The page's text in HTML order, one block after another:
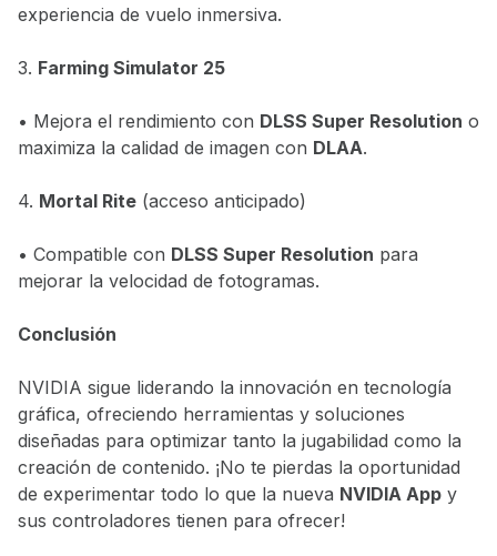
experiencia de vuelo inmersiva.
3. Farming Simulator 25
• Mejora el rendimiento con DLSS Super Resolution o
maximiza la calidad de imagen con DLAA.
4. Mortal Rite (acceso anticipado)
• Compatible con DLSS Super Resolution para
mejorar la velocidad de fotogramas.
Conclusión
NVIDIA sigue liderando la innovación en tecnología
gráfica, ofreciendo herramientas y soluciones
diseñadas para optimizar tanto la jugabilidad como la
creación de contenido. ¡No te pierdas la oportunidad
de experimentar todo lo que la nueva NVIDIA App y
sus controladores tienen para ofrecer!